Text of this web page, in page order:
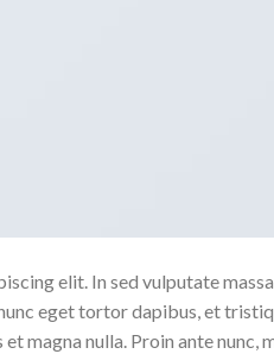
elit. In sed vulputate
eget tortor dapibus, et
et magna nulla. Proin ante